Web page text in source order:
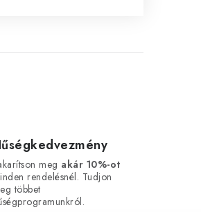
meg akár 10%-ot
rendelésnél. Tudjon
többet